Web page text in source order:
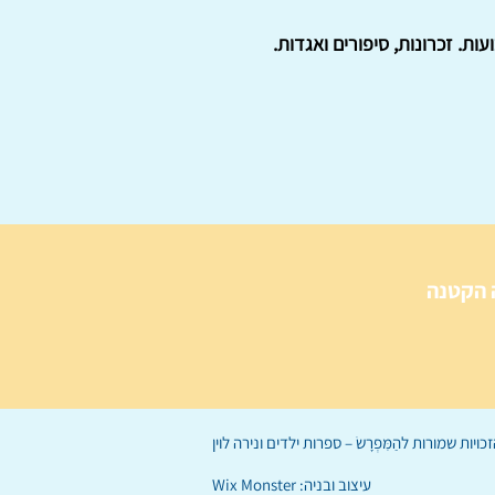
זכרונות, סיפורים ואגדות.
הקטנה
הַמִּפְרָשׂ – ספרות ילדים ונירה לוין
עיצוב ובניה: Wix Monster